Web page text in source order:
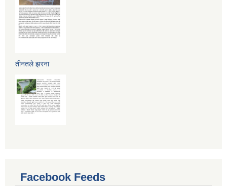
तीनतले झरना
Facebook Feeds